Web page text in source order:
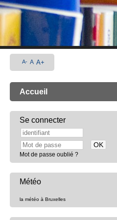
A- A A+
Accueil
Se connecter
Mot de passe oublié ?
Météo
la météo à Bruxelles